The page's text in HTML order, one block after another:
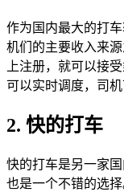
作为国内最大的打
机们的主要收入来
上注册，就可以接
可以实时调度，司
2. 快的打车
快的打车是另一家
也是一个不错的选